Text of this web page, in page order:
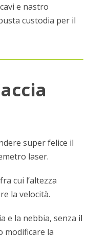
e nastro
custodia per il
super felice il
laser.
cui l’altezza
la velocità.
e la nebbia, senza il
modificare la